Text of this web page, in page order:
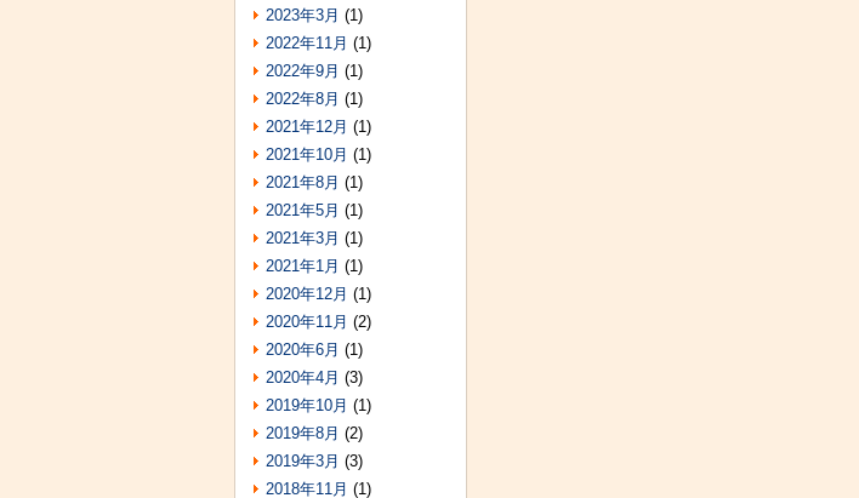
2023年3月 (1)
2022年11月 (1)
2022年9月 (1)
2022年8月 (1)
2021年12月 (1)
2021年10月 (1)
2021年8月 (1)
2021年5月 (1)
2021年3月 (1)
2021年1月 (1)
2020年12月 (1)
2020年11月 (2)
2020年6月 (1)
2020年4月 (3)
2019年10月 (1)
2019年8月 (2)
2019年3月 (3)
2018年11月 (1)